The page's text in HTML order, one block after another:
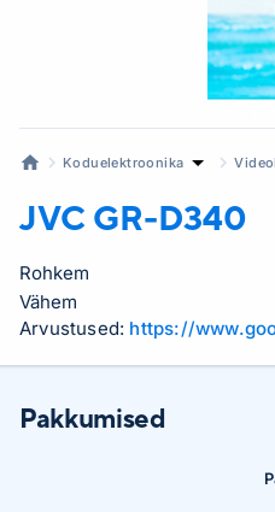
Koduelektroonika
JVC GR-D340
Rohkem
Vähem
Arvustused: https://
Pakkumised